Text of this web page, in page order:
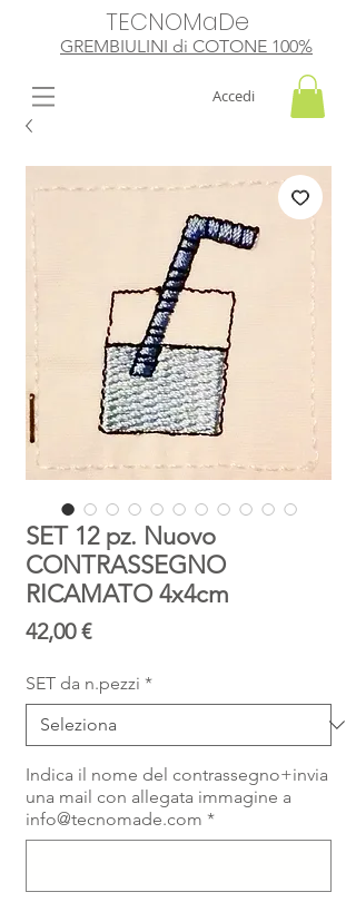
TECNOMaDe
GREMBIULINI di ​ COTONE 100%
Accedi
SET 12 pz. Nuovo
CONTRASSEGNO
RICAMATO 4x4cm
42,00 €Prezzo
SET da n.pezzi *
Indica il nome del contrassegno+invia
una mail con allegata immagine a
info@tecnomade.com *